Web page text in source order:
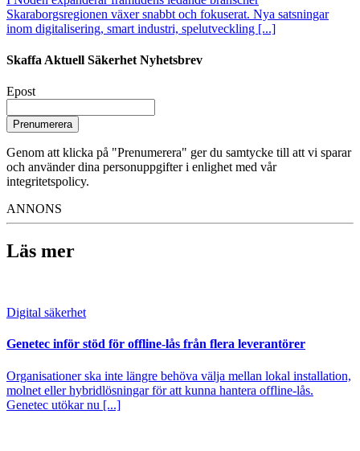
Skaraborgsregionen växer snabbt och fokuserat. Nya satsningar
inom digitalisering, smart industri, spelutveckling [...]
Skaffa Aktuell Säkerhet Nyhetsbrev
Epost
Prenumerera
Genom att klicka på "Prenumerera" ger du samtycke till att vi sparar
och använder dina personuppgifter i enlighet med vår
integritetspolicy.
ANNONS
Läs mer
Digital säkerhet
Genetec inför stöd för offline-lås från flera leverantörer
Organisationer ska inte längre behöva välja mellan lokal installation,
molnet eller hybridlösningar för att kunna hantera offline-lås.
Genetec utökar nu [...]